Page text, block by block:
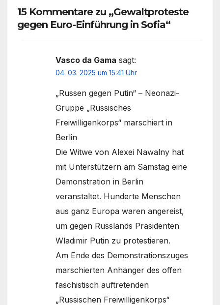
15 Kommentare zu „Gewaltproteste
gegen Euro-Einführung in Sofia“
Vasco da Gama sagt:
04. 03. 2025 um 15:41 Uhr
„Russen gegen Putin“ – Neonazi-
Gruppe „Russisches
Freiwilligenkorps“ marschiert in
Berlin
Die Witwe von Alexei Nawalny hat
mit Unterstützern am Samstag eine
Demonstration in Berlin
veranstaltet. Hunderte Menschen
aus ganz Europa waren angereist,
um gegen Russlands Präsidenten
Wladimir Putin zu protestieren.
Am Ende des Demonstrationszuges
marschierten Anhänger des offen
faschistisch auftretenden
„Russischen Freiwilligenkorps“